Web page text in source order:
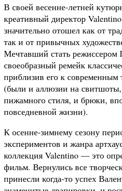
В своей весенне-летней
креативный директор
значительно отошел как от
так и от привычных
Мечтавший стать режиссером
своеобразный ремейк
приблизив его к современным
(были и аллюзии на
пижамного стиля, и брюки,
повседневной жизни).
К осенне-зимнему сезону
экспериментов и жанра
коллекция Valentino — это
фильм. Вернулись все
принесли когда-то успех